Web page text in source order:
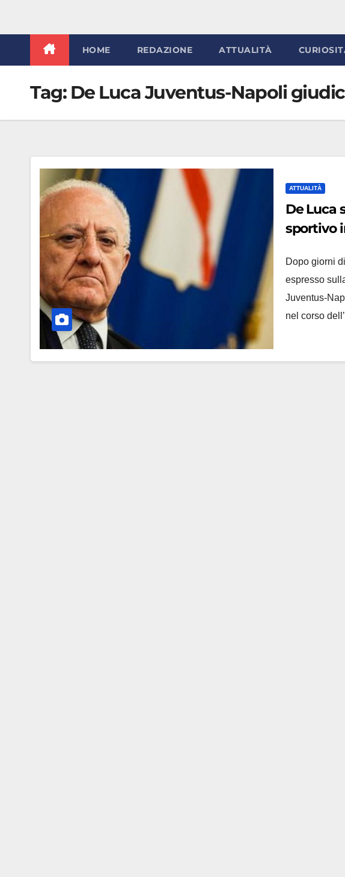
HOME REDAZIONE ATTUALITÀ
Tag: De Luca Juventus-Napoli
ATTUALITÀ
De Luca
sportivo
Dopo giorni
espresso
Juventus-
nel corso